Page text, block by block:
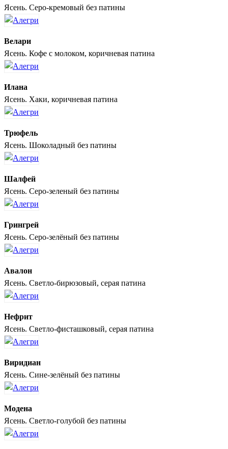
Ясень. Серо-кремовый без патины
Велари
Ясень. Кофе с молоком, коричневая патина
Илана
Ясень. Хаки, коричневая патина
Трюфель
Ясень. Шоколадный без патины
Шалфей
Ясень. Серо-зеленый без патины
Грингрей
Ясень. Серо-зелёный без патины
Авалон
Ясень. Светло-бирюзовый, серая патина
Нефрит
Ясень. Светло-фисташковый, серая патина
Виридиан
Ясень. Сине-зелёный без патины
Модена
Ясень. Светло-голубой без патины